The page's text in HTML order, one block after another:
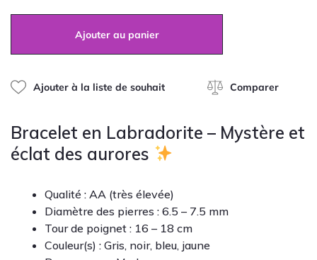
en
7.5mm
Ajouter au panier
Ajouter à la liste de souhait Comparer
Bracelet en Labradorite – Mystère et
éclat des aurores
Qualité : AA (très élevée)
Diamètre des pierres : 6.5 – 7.5 mm
Tour de poignet : 16 – 18 cm
Couleur(s) : Gris, noir, bleu, jaune